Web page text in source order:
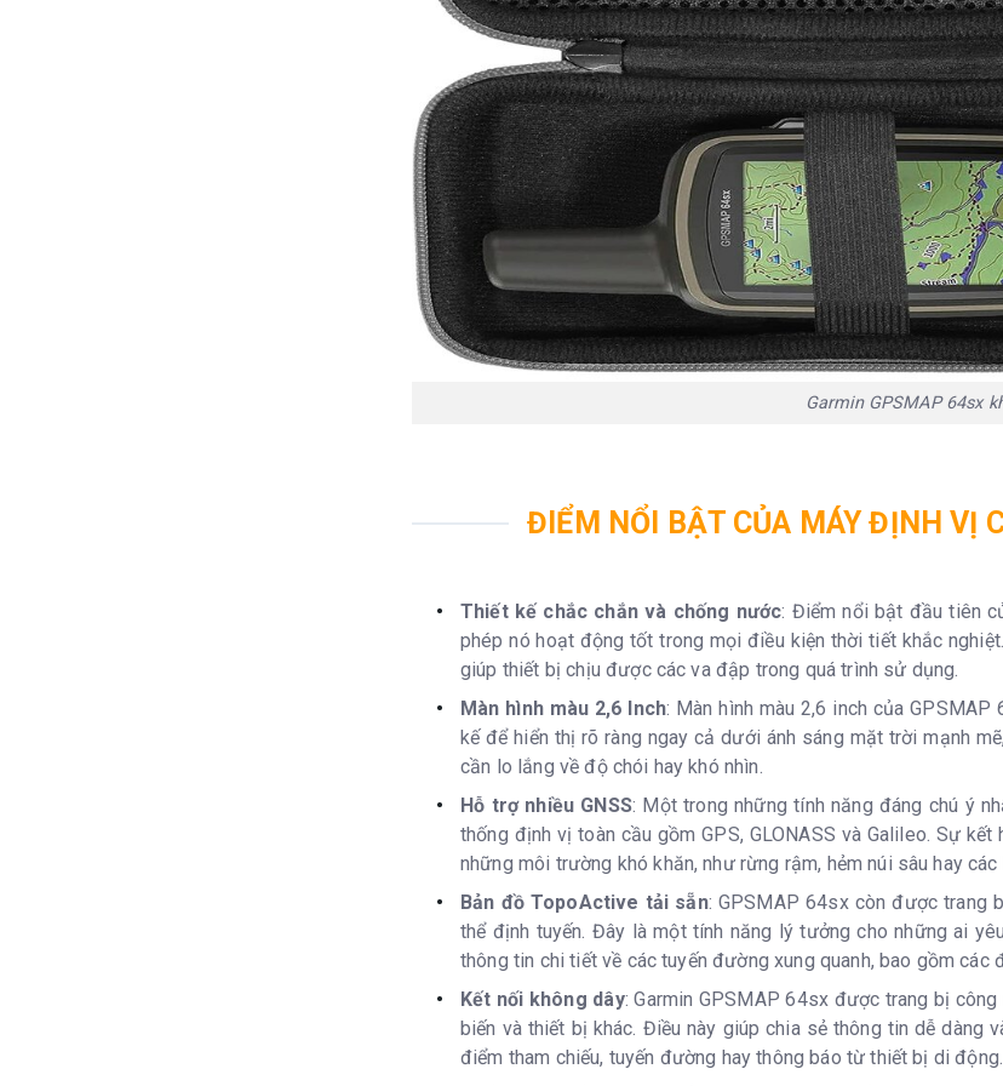
mùa)
Bao gồm các điểm tham quan có thể tìm kiếm (công viên, khu cắm
trại, đài quan sát và địa điểm dã ngoại)
Hiển thị các công viên, khu rừng và khu vực hoang dã quốc gia, tiểu
bang và địa phương
Bộ nhớ lưu trữ ngoài
Điểm dừng chân/mục ưa thích/vị trí
Đường đua
Cảm biến
GLONASS
Galileo
Máy đo độ cao áp suất Có
Bộ thu có độ nhạy cao
La bàn GPS (khi di chuyển)
Tính năng thông minh hàng ngày
Thông báo thông minh trên thiết bị cầm tay
Tính năng thông minh hàng ngày Thông báo thông minh trên thiết bị Có
Garmin GPSMAP 64sx
ĐIỂM NỔI BẬT CỦA MÁY ĐỊNH VỊ
Thiết kế chắc chắn và chống nước: Điểm nổi bật đầu tiên
phép nó hoạt động tốt trong mọi điều kiện thời tiết khắc
giúp thiết bị chịu được các va đập trong quá trình sử dụng.
Màn hình màu 2,6 Inch: Màn hình màu 2,6 inch của
kế để hiển thị rõ ràng ngay cả dưới ánh sáng mặt trời mạnh
cần lo lắng về độ chói hay khó nhìn.
Hỗ trợ nhiều GNSS: Một trong những tính năng đáng chú ý
thống định vị toàn cầu gồm GPS, GLONASS và Galileo. Sự
những môi trường khó khăn, như rừng rậm, hẻm núi sâu hay
Bản đồ TopoActive tải sẵn: GPSMAP 64sx còn được trang
thể định tuyến. Đây là một tính năng lý tưởng cho những ai
thông tin chi tiết về các tuyến đường xung quanh, bao gồm
Kết nối không dây: Garmin GPSMAP 64sx được trang bị
biến và thiết bị khác. Điều này giúp chia sẻ thông tin dễ
điểm tham chiếu, tuyến đường hay thông báo từ thiết bị di động.